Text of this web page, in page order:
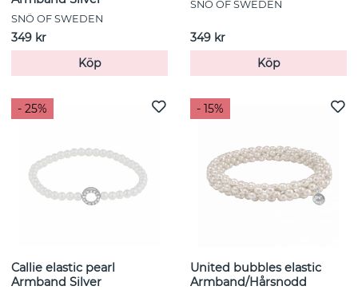
SNÖ OF SWEDEN
349 kr
Köp
SNÖ OF SWEDEN
349 kr
Köp
- 25%
Callie elastic pearl
Armband Silver
- 15%
United bubbles elastic
Armband/Hårsnodd